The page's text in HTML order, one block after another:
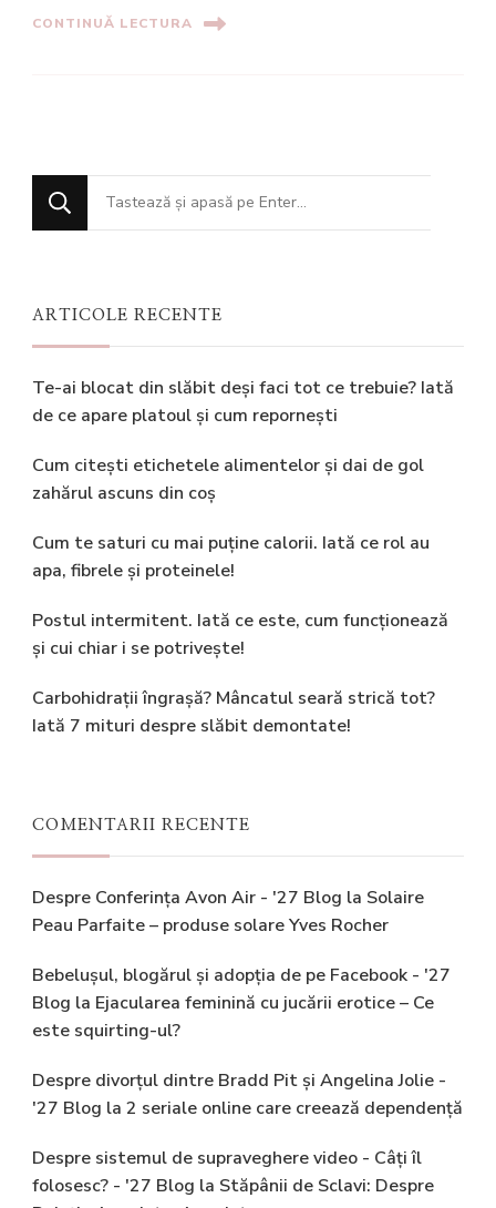
CONTINUĂ LECTURA
Cauți
ceva?
ARTICOLE RECENTE
Te-ai blocat din slăbit deși faci tot ce trebuie? Iată
de ce apare platoul și cum repornești
Cum citești etichetele alimentelor și dai de gol
zahărul ascuns din coș
Cum te saturi cu mai puține calorii. Iată ce rol au
apa, fibrele și proteinele!
Postul intermitent. Iată ce este, cum funcționează
și cui chiar i se potrivește!
Carbohidrații îngrașă? Mâncatul seară strică tot?
Iată 7 mituri despre slăbit demontate!
COMENTARII RECENTE
Despre Conferința Avon Air - '27 Blog la Solaire
Peau Parfaite – produse solare Yves Rocher
Bebelușul, blogărul și adopția de pe Facebook - '27
Blog la Ejacularea feminină cu jucării erotice – Ce
este squirting-ul?
Despre divorțul dintre Bradd Pit și Angelina Jolie -
'27 Blog la 2 seriale online care creează dependență
Despre sistemul de supraveghere video - Câți îl
folosesc? - '27 Blog la Stăpânii de Sclavi: Despre